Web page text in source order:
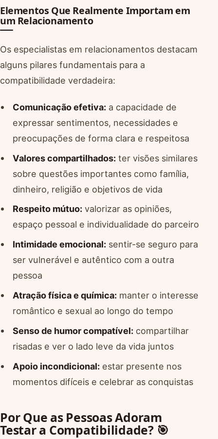
Elementos Que Realmente Importam em
um Relacionamento
Os especialistas em relacionamentos destacam
alguns pilares fundamentais para a
compatibilidade verdadeira:
Comunicação efetiva:a capacidade de
expressar sentimentos, necessidades e
preocupações de forma clara e respeitosa
Valores compartilhados:ter visões similares
sobre questões importantes como família,
dinheiro, religião e objetivos de vida
Respeito mútuo:valorizar as opiniões,
espaço pessoal e individualidade do parceiro
Intimidade emocional:sentir-se seguro para
ser vulnerável e autêntico com a outra
pessoa
Atração física e química:manter o interesse
romântico e sexual ao longo do tempo
Senso de humor compatível:compartilhar
risadas e ver o lado leve da vida juntos
Apoio incondicional:estar presente nos
momentos difíceis e celebrar as conquistas
Por Que as Pessoas Adoram
Testar a Compatibilidade? 🎯